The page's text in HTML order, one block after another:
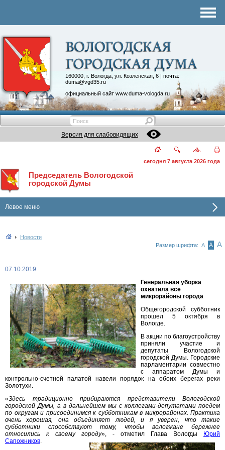
160000, г. Вологда, ул. Козленская, 6 | почта:
duma@vgd35.ru
официальный сайт www.duma-vologda.ru
Контакты
Депутатские объединения
Версия для слабовидящих
сегодня 7 августа 2026 года
Председатель Вологодской
городской Думы
Левое меню
Новости
Размер шрифта: А А А
07.10.2019
Генеральная уборка
охватила все
микрорайоны города
Общегородской субботник
прошел 5 октября в
Вологде.
В акции по благоустройству
приняли участие и
депутаты Вологодской
городской Думы. Городские
парламентарии совместно
с аппаратом Думы и
контрольно-счетной палатой навели порядок на обоих берегах реки
Золотухи.
«Здесь традиционно прибираются представители Вологодской
городской Думы, а в дальнейшем мы с коллегами-депутатами поедем
по округам и присоединимся к субботникам в микрорайонах. Практика
очень хорошая, она объединяет людей, и я уверен, что такие
субботники способствуют тому, чтобы вологжане бережнее
относились к своему городу», - отметил Глава Вологды
Юрий
Сапожников.